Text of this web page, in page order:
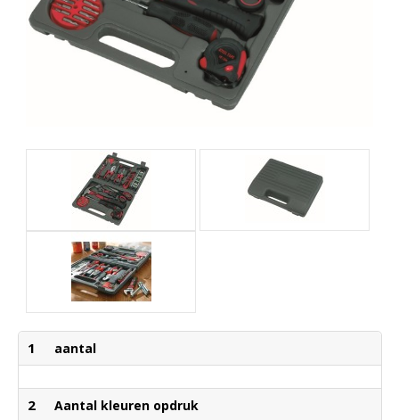
1 aantal
2 Aantal kleuren opdruk